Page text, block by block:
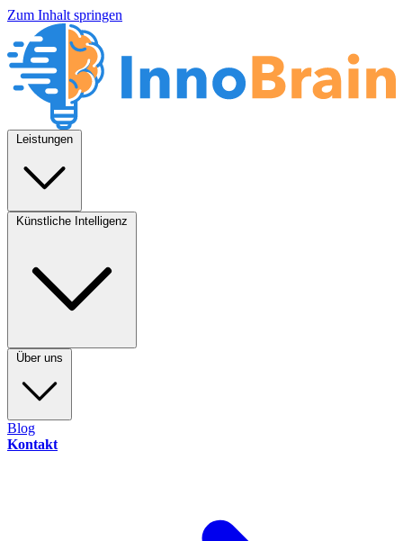
Zum Inhalt springen
Leistungen
Künstliche Intelligenz
Über uns
Blog
Kontakt